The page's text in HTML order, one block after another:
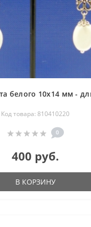
белого 10х14 мм -
Код товара: 810410220
0
400 руб.
В КОРЗИНУ